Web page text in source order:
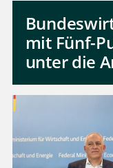
mit Fünf-
unter die